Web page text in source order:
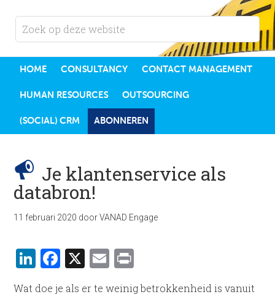
HOME CONSULTANCY CONTACT MANAGEMENT
HUMAN RESOURCES OUTSOURCING
(SOCIAL) CRM ABONNEREN
Je klantenservice als
databron!
11 februari 2020 doorVANAD Engage
LinkedIn
Facebook
X Email
Wat doe je als er te weinig betrokkenheid is vanuit